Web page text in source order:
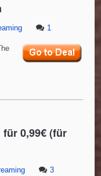
1
0,99€ (für
3